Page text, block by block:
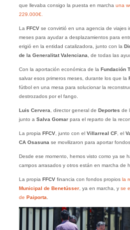
que llevaba consigo la puesta en marcha una
229.000€.
La FFCVse convirtió en una agencia de viajes
meses para ayudar a desplazamientos para
erigió en la entidad catalizadora, junto con la
de la Generalitat Valenciana, de todas las
Con la aportación económica de laFundación
salvar esos primeros meses, durante los que la
fútbol en una mesa para solucionar la
destrozados por el fango.
Luis Cervera, director general de Deportes de
junto a Salva Gomarpara el reparto de la
La propia FFCV, junto con el Villarreal CF, el
CA Osasunase movilizaron para aportar
Desde ese momento, hemos visto como ya se
campos arrasados y otros están en marcha de
La propia FFCVfinancia con fondos propios la
Municipal de Benetússer, ya en marcha, y se
de Paiporta.